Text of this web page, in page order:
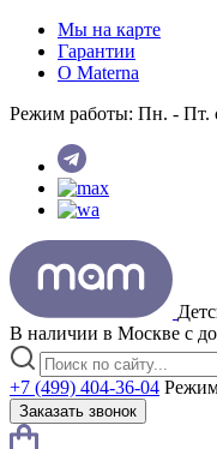
Мы на карте
Гарантии
O Materna
Режим работы: Пн. - Пт.
В наличии в Москве с
+7 (499) 404-36-04
Заказать звонок